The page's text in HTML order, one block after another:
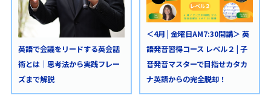
英語で会議をリードする英会話
術とは｜思考法から実践フレー
ズまで解説
＜4月 | 金曜日AM7:30開講＞ 英
語発音習得コース レベル２ | 子
音発音マスターで目指せカタカ
ナ英語からの完全脱却！